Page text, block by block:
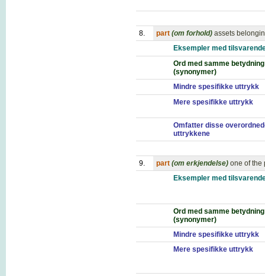
8. part (om forhold) assets
Eksempler med
Ord med samme betydning
(synonymer)
Mindre spesifikke uttrykk
Mere spesifikke uttrykk
Omfatter disse
uttrykkene
9. part (om erkjendelse) one of the
Eksempler med
Ord med samme betydning
(synonymer)
Mindre spesifikke uttrykk
Mere spesifikke uttrykk